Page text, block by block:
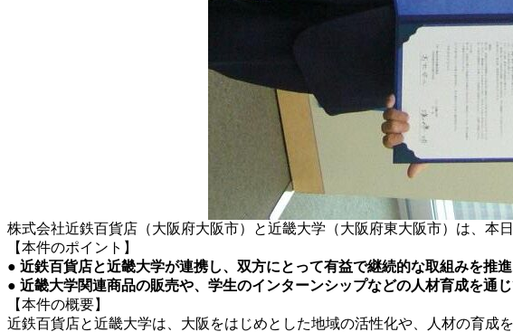
株式会社近鉄百貨店（大阪府大阪市）と近畿大学（大阪府東大阪市）は、本
【本件のポイント】
● 近鉄百貨店と近畿大学が連携し、双方にとって有益で継続的な取組みを推進
● 近畿大学関連商品の販売や、学生のインターンシップなどの人材育成を通
【本件の概要】
近鉄百貨店と近畿大学は、大阪をはじめとした地域の活性化や、人材の育成